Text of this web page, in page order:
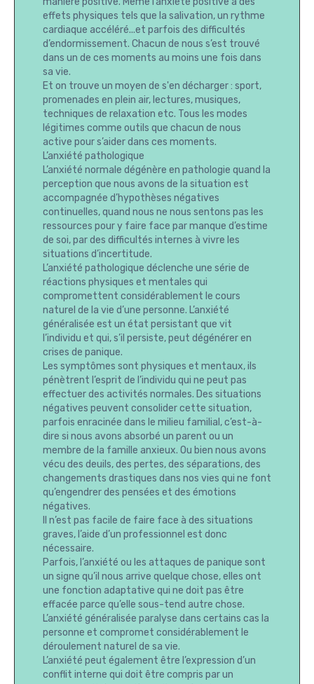
effets physiques tels que la salivation, un rythme
cardiaque accéléré...et parfois des difficultés
d’endormissement. Chacun de nous s’est trouvé
dans un de ces moments au moins une fois dans
sa vie.
Et on trouve un moyen de s'en décharger : sport,
promenades en plein air, lectures, musiques,
techniques de relaxation etc. Tous les modes
légitimes comme outils que chacun de nous
active pour s’aider dans ces moments.
L’anxiété pathologique
L’anxiété normale dégénère en pathologie quand la
perception que nous avons de la situation est
accompagnée d’hypothèses négatives
continuelles, quand nous ne nous sentons pas les
ressources pour y faire face par manque d’estime
de soi, par des difficultés internes à vivre les
situations d’incertitude.
L’anxiété pathologique déclenche une série de
réactions physiques et mentales qui
compromettent considérablement le cours
naturel de la vie d’une personne. L’anxiété
généralisée est un état persistant que vit
l’individu et qui, s’il persiste, peut dégénérer en
crises de panique.
Les symptômes sont physiques et mentaux, ils
pénètrent l’esprit de l’individu qui ne peut pas
effectuer des activités normales. Des situations
négatives peuvent consolider cette situation,
parfois enracinée dans le milieu familial, c’est-à-
dire si nous avons absorbé un parent ou un
membre de la famille anxieux. Ou bien nous avons
vécu des deuils, des pertes, des séparations, des
changements drastiques dans nos vies qui ne font
qu’engendrer des pensées et des émotions
négatives.
Il n’est pas facile de faire face à des situations
graves, l’aide d’un professionnel est donc
nécessaire.
Parfois, l’anxiété ou les attaques de panique sont
un signe qu’il nous arrive quelque chose, elles ont
une fonction adaptative qui ne doit pas être
effacée parce qu’elle sous-tend autre chose.
L’anxiété généralisée paralyse dans certains cas la
personne et compromet considérablement le
déroulement naturel de sa vie.
L’anxiété peut également être l’expression d’un
conflit interne qui doit être compris par un